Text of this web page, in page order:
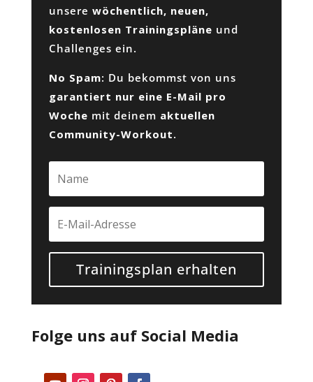
unsere wöchentlich, neuen,
kostenlosen Trainingspläne und
Challenges ein.
No Spam: Du bekommst von uns
garantiert nur eine E-Mail pro
Woche mit deinem aktuellen
Community-Workout.
Trainingsplan erhalten
Folge uns auf Social Media